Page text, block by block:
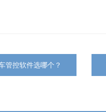
管控软件选哪个？